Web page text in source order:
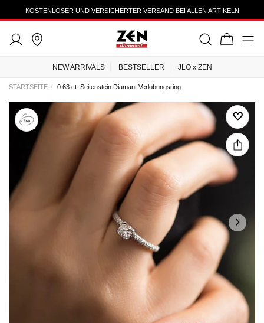
KOSTENLOSER UND VERSICHERTER VERSAND BEI ALLEN ARTIKELN
NEW ARRIVALS BESTSELLER JLO x ZEN
STARTSEITE 0.63 ct. Seitenstein Diamant Verlobungsring